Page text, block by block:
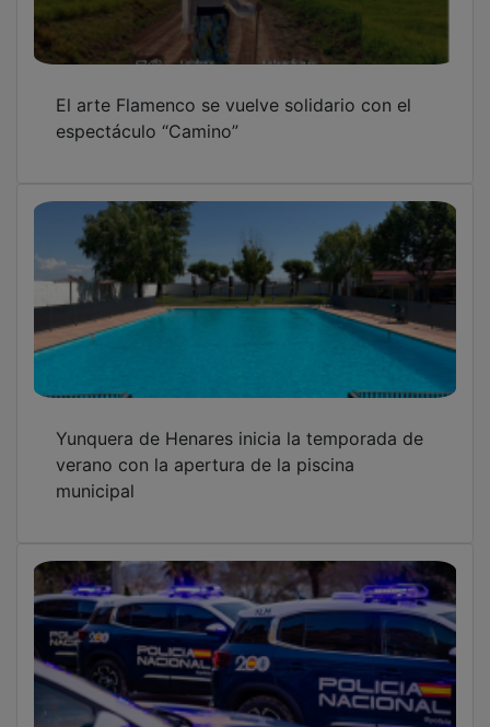
El arte Flamenco se vuelve solidario con el
espectáculo “Camino”
Yunquera de Henares inicia la temporada de
verano con la apertura de la piscina
municipal